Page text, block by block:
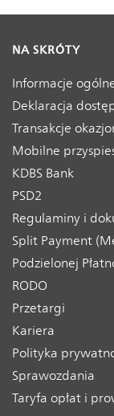
NA SKRÓTY
Informacje
Deklaracja
Transakcje
Mobilne
KDBS Bank
PSD2
Regulaminy i
Split Payment
Podzielonej
RODO
Przetargi
Kariera
Polityka
Sprawozdania
Taryfa opłat i